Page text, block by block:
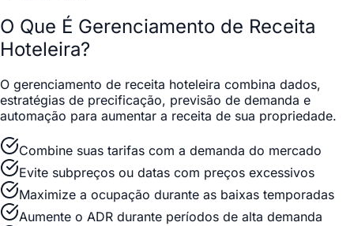
O Que É Gerenciamento de Receita
Hoteleira?
O gerenciamento de receita hoteleira combina dados,
estratégias de precificação, previsão de demanda e
automação para aumentar a receita de sua propriedade.
Combine suas tarifas com a demanda do mercado
Evite subpreços ou datas com preços excessivos
Maximize a ocupação durante as baixas temporadas
Aumente o ADR durante períodos de alta demanda